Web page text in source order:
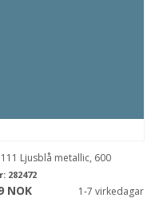
111 Ljusblå metallic, 600
282472
NOK 1-7 virkedagar